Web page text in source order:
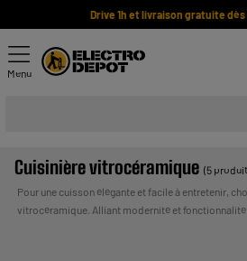
Drive 1h et livraison gratuite dès
Menu
Cuisinière vitrocéramique (5
Pour une cuisson élégante et facile à entretenir,
vitrocéramique. Alliant modernité et